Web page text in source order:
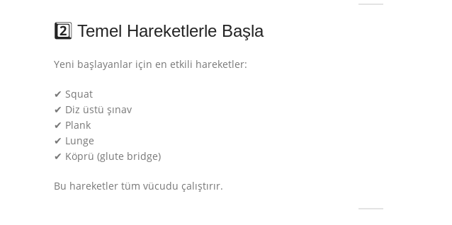
2️⃣ Temel Hareketlerle Başla
Yeni başlayanlar için en etkili hareketler:
✔ Squat
✔ Diz üstü şınav
✔ Plank
✔ Lunge
✔ Köprü (glute bridge)
Bu hareketler tüm vücudu çalıştırır.